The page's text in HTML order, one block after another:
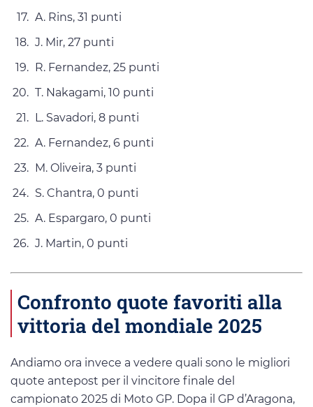
A. Rins, 31 punti
J. Mir, 27 punti
R. Fernandez, 25 punti
T. Nakagami, 10 punti
L. Savadori, 8 punti
A. Fernandez, 6 punti
M. Oliveira, 3 punti
S. Chantra, 0 punti
A. Espargaro, 0 punti
J. Martin, 0 punti
Confronto quote favoriti alla
vittoria del mondiale 2025
Andiamo ora invece a vedere quali sono le migliori
quote antepost per il vincitore finale del
campionato 2025 di Moto GP. Dopa il GP d’Aragona,